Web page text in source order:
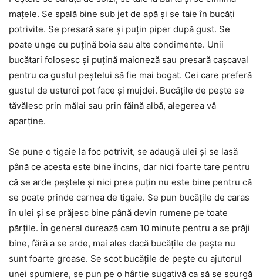
mațele. Se spală bine sub jet de apă și se taie în bucăți
potrivite. Se presară sare și puțin piper după gust. Se
poate unge cu puțină boia sau alte condimente. Unii
bucătari folosesc și puțină maioneză sau presară cașcaval
pentru ca gustul peștelui să fie mai bogat. Cei care preferă
gustul de usturoi pot face și mujdei. Bucățile de pește se
tăvălesc prin mălai sau prin făină albă, alegerea vă
aparține.
Se pune o tigaie la foc potrivit, se adaugă ulei și se lasă
până ce acesta este bine încins, dar nici foarte tare pentru
că se arde peștele și nici prea puțin nu este bine pentru că
se poate prinde carnea de tigaie. Se pun bucățile de caras
în ulei și se prăjesc bine până devin rumene pe toate
părțile. În general durează cam 10 minute pentru a se prăji
bine, fără a se arde, mai ales dacă bucățile de pește nu
sunt foarte groase. Se scot bucățile de pește cu ajutorul
unei spumiere, se pun pe o hârtie sugativă ca să se scurgă